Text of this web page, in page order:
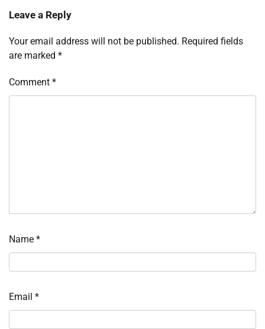
Leave a Reply
Your email address will not be published. Required fields
are marked *
Comment *
Name *
Email *